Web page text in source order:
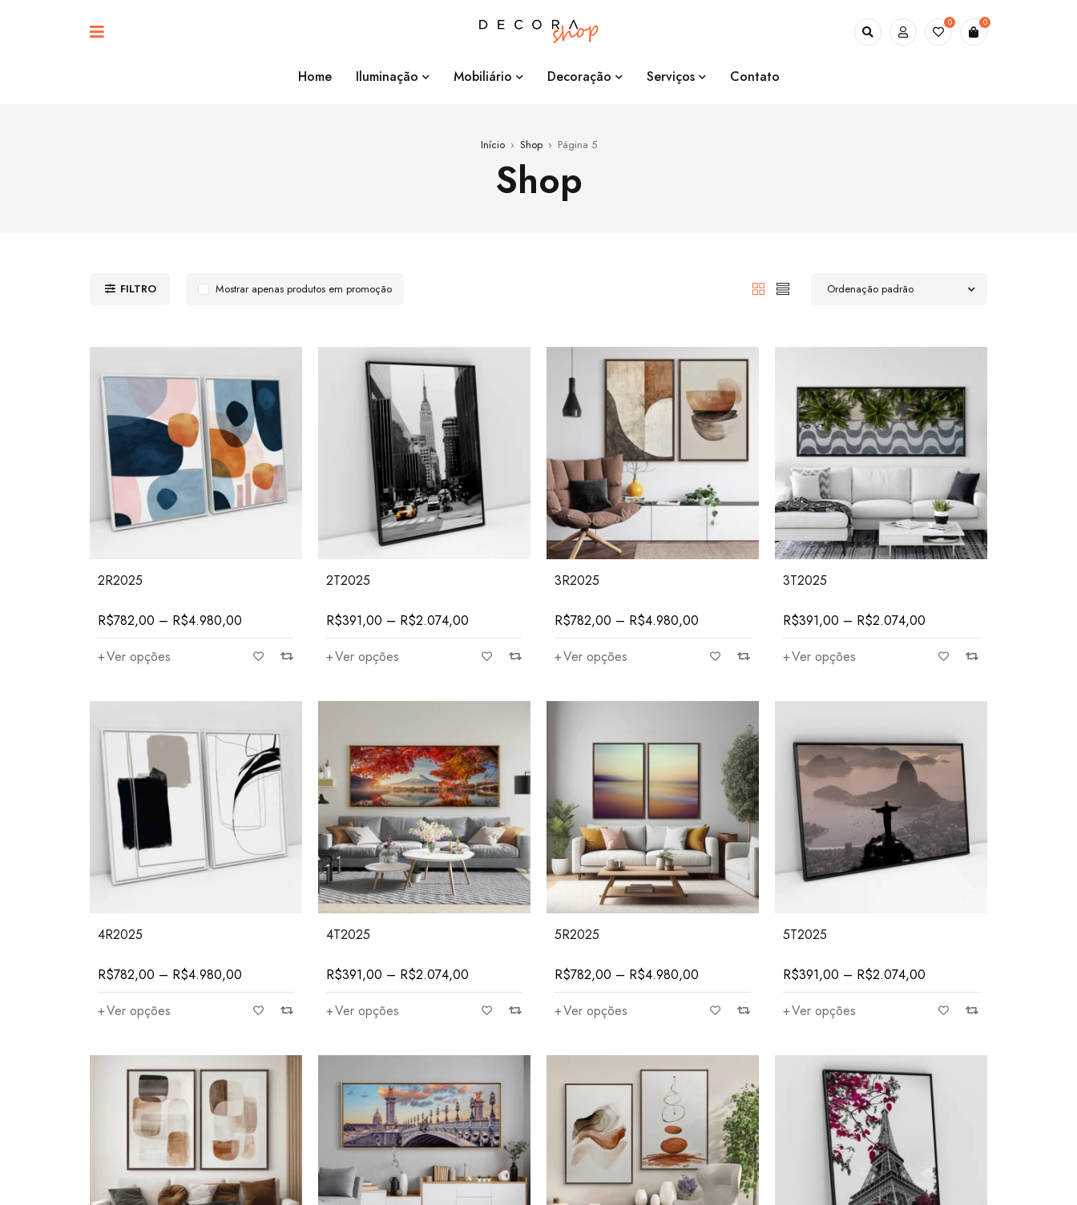
0 0
Home Iluminação Mobiliário Decoração Serviços Contato
Início › Shop › Página 5
Shop
FILTRO Ordenação padrão
Mostrar apenas produtos em promoção
2R2025
R$782,00 – R$4.980,00
Ver opções
2T2025
R$391,00 – R$2.074,00
Ver opções
3R2025
R$782,00 – R$4.980,00
Ver opções
3T2025
R$391,00 – R$2.074,00
Ver opções
4R2025
R$782,00 – R$4.980,00
Ver opções
4T2025
R$391,00 – R$2.074,00
Ver opções
5R2025
R$782,00 – R$4.980,00
Ver opções
5T2025
R$391,00 – R$2.074,00
Ver opções